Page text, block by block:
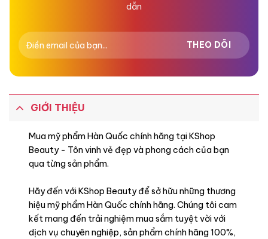
dẫn
GIỚI THIỆU
Mua mỹ phẩm Hàn Quốc chính hãng tại KShop
Beauty - Tôn vinh vẻ đẹp và phong cách của bạn
qua từng sản phẩm.
Hãy đến với KShop Beauty để sở hữu những thương
hiệu mỹ phẩm Hàn Quốc chính hãng. Chúng tôi cam
kết mang đến trải nghiệm mua sắm tuyệt vời với
dịch vụ chuyên nghiệp, sản phẩm chính hãng 100%,